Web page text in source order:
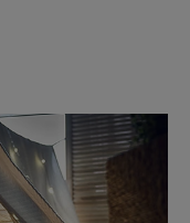
PROFESIONALES
CUPONES